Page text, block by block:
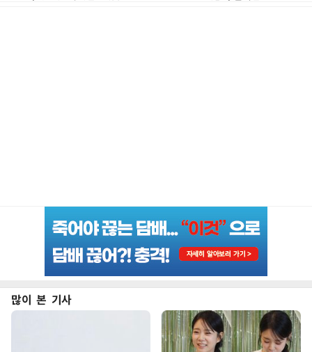
많이 본 기사